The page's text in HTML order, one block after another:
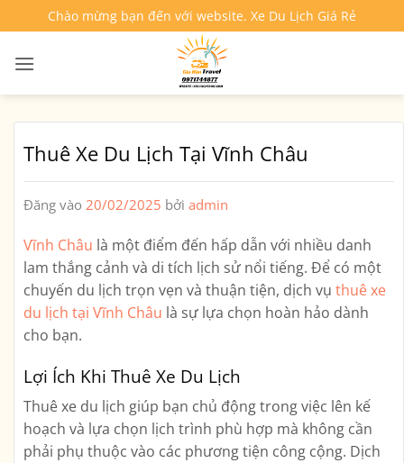
qua
nội
Chào mừng bạn đến với website. Xe Du Lịch Giá Rẻ
Thuê Xe Du Lịch Tại Vĩnh Châu
Đăng vào 20/02/2025 bởi admin
Vĩnh Châu là một điểm đến hấp dẫn với nhiều danh
lam thắng cảnh và di tích lịch sử nổi tiếng. Để có một
chuyến du lịch trọn vẹn và thuận tiện, dịch vụ thuê xe
du lịch tại Vĩnh Châu là sự lựa chọn hoàn hảo dành
cho bạn.
Lợi Ích Khi Thuê Xe Du Lịch
Thuê xe du lịch giúp bạn chủ động trong việc lên kế
hoạch và lựa chọn lịch trình phù hợp mà không cần
phải phụ thuộc vào các phương tiện công cộng. Dịch